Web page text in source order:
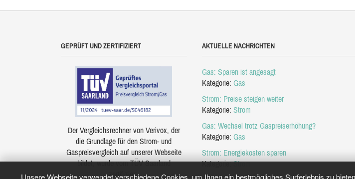
Unsere Webseite verwendet verschiedene Cookies, um Ihnen ein bestmögliches Surferlebnis zu
GEPRÜFT UND ZERTIFIZIERT
Der Vergleichsrechner von Verivox, der
die Grundlage für den Strom- und
Gaspreisvergleich auf unserer Webseite
bildet, wurde vom TÜV Saarland
zertifiziert.
AKTUELLE NACHRICHTEN
Gas: Sparen ist angesagt
Kategorie: Gas
Strom: Preise steigen weiter
Kategorie: Strom
Gas: Wechsel trotz Gaspreiserhöhung?
Kategorie: Gas
Strom: Energiekosten sparen
Kategorie:Strom